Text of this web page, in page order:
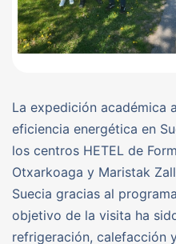
La expedición académica
eficiencia energética en
los centros HETEL de
Otxarkoaga y Maristak
Suecia gracias al
objetivo de la visita ha
refrigeración, calefacción